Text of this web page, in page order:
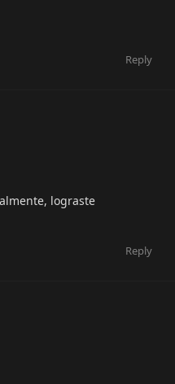
Reply
lograste
Reply